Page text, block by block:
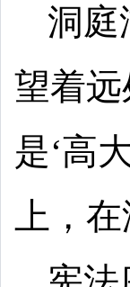
洞庭
望着
是‘高
上，